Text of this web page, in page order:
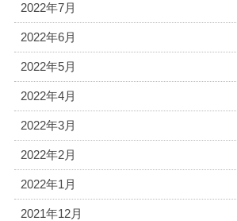
2022年7月
2022年6月
2022年5月
2022年4月
2022年3月
2022年2月
2022年1月
2021年12月